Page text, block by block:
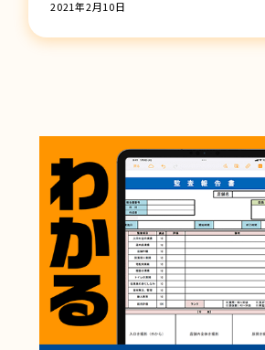
2021年2月10日